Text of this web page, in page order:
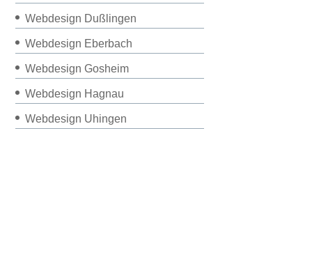
Webdesign Dußlingen
Webdesign Eberbach
Webdesign Gosheim
Webdesign Hagnau
Webdesign Uhingen